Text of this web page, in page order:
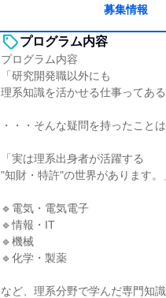
募集情報
プログラム内容
プログラム内容
「研究開発職以外にも
理系知識を活かせる仕事ってある
・・・そんな疑問を持ったこと
「実は理系出身者が活躍する
"知財・特許"の世界があります。
🔹電気・電気電子
🔹情報・IT
🔹機械
🔹化学・製薬
など、理系分野で学んだ専門知